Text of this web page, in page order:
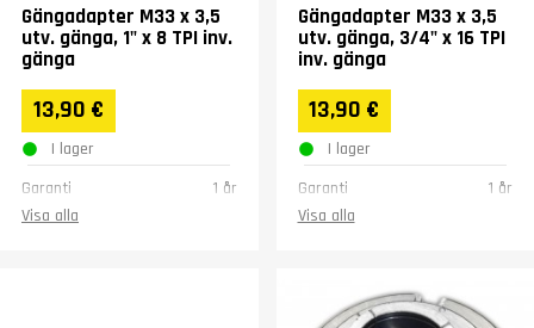
Gängadapter M33 x 3,5
utv. gänga, 1" x 8 TPI inv.
gänga
13,90 €
I lager
Garanti
1 år
Visa alla
Gängadapter M33 x 3,5
utv. gänga, 3/4" x 16 TPI
inv. gänga
13,90 €
I lager
Garanti
1 år
Visa alla